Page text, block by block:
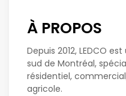
À PROPOS
Depuis 2012, LEDCO
sud de Montréal,
résidentiel,
agricole.